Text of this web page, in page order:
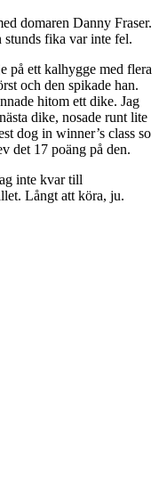
domaren Danny Fraser.
fika var inte fel.
på ett kalhygge med flera
och den spikade han.
hitom ett dike. Jag
dike, nosade runt lite
dog in winner’s class so
det 17 poäng på den.
inte kvar till
Långt att köra, ju.